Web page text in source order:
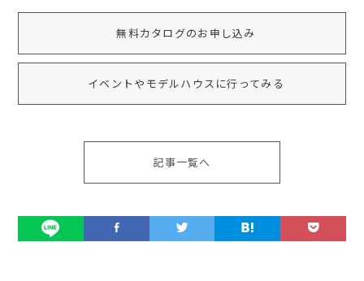
無料カタログのお申し込み
イベントやモデルハウスに行ってみる
記事一覧へ